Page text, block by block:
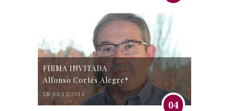
FIRMA INVITADA
Alfonso Cortés Alegre*
EN 03/12/2016
04